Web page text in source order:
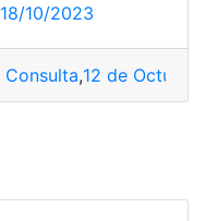
18/10/2023
Consulta,12 de Octubre